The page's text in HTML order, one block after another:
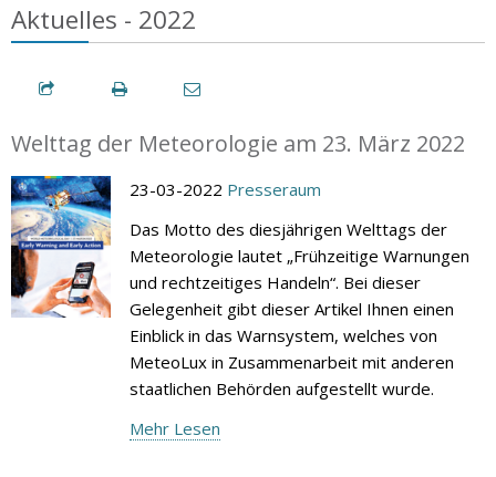
Aktuelles - 2022
Welttag der Meteorologie am 23. März 2022
23-03-2022 Presseraum
Das Motto des diesjährigen Welttags der
Meteorologie lautet „Frühzeitige Warnungen
und rechtzeitiges Handeln“. Bei dieser
Gelegenheit gibt dieser Artikel Ihnen einen
Einblick in das Warnsystem, welches von
MeteoLux in Zusammenarbeit mit anderen
staatlichen Behörden aufgestellt wurde.
Mehr Lesen